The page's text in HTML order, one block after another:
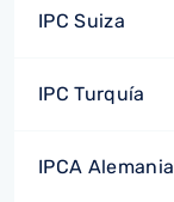
IPC Suiza
IPC Turquía
IPCA Alemania